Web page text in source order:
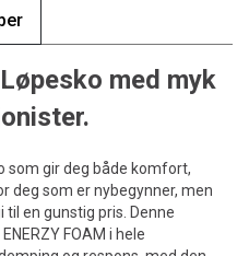
med myk
som gir deg både komfort,
deg som er nybegynner, men
en gunstig pris. Denne
FOAM i hele